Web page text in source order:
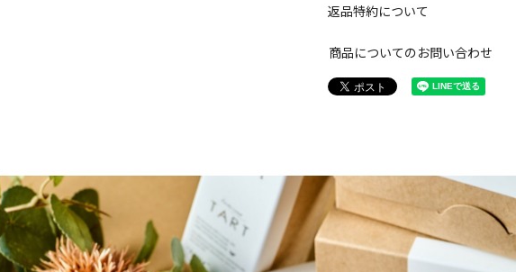
返品特約について
商品についてのお問い合わせ